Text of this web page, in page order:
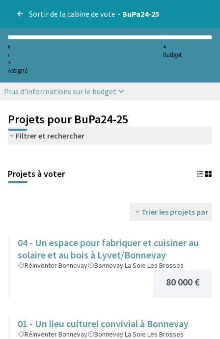
Sortir de la cabine de vote - BuPa24-25
0
/
4
Assigné
4
Budget
Plus d'informations sur le budget
Projets pour BuPa24-25
Filtrer et rechercher
Projets à voter
Trier les projets par
04 - Un espace pour fabriquer et cuisiner au
solaire et au bois à Lyvet/Bonnevay
Réinventer Bonnevay Bonnevay La Soie Les Brosses
80 000 €
01 - Un lieu culturel convivial à Bonnevay
Réinventer Bonnevay Bonnevay La Soie Les Brosses